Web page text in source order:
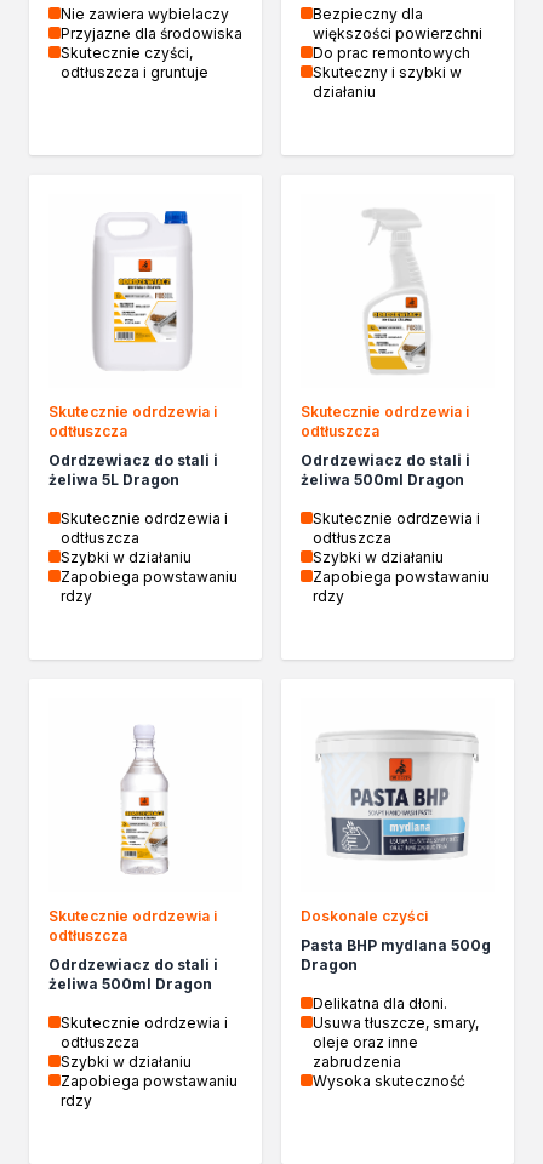
Biopaliwa do biokominków
Akcja Zima
Poznaj Dragona
Aktualności
Praktyki zawodowe
Znajdź rozwiązanie
Ekspert radzi
Mistrz w 5 krokach
Nowości
Nie zawiera wybielaczy
Przyjazne dla środowiska
Skutecznie czyści,
odtłuszcza i gruntuje
Bezpieczny dla
większości powierzchni
Do prac remontowych
Skuteczny i szybki w
działaniu
Skutecznie odrdzewia i
odtłuszcza
Odrdzewiacz do stali i
żeliwa 5L Dragon
Skutecznie odrdzewia i
odtłuszcza
Szybki w działaniu
Zapobiega powstawaniu
rdzy
Skutecznie odrdzewia i
odtłuszcza
Odrdzewiacz do stali i
żeliwa 500ml Dragon
Skutecznie odrdzewia i
odtłuszcza
Szybki w działaniu
Zapobiega powstawaniu
rdzy
Skutecznie odrdzewia i
odtłuszcza
Odrdzewiacz do stali i
żeliwa 500ml Dragon
Skutecznie odrdzewia i
odtłuszcza
Szybki w działaniu
Zapobiega powstawaniu
rdzy
Doskonale czyści
Pasta BHP mydlana 500g
Dragon
Delikatna dla dłoni.
Usuwa tłuszcze, smary,
oleje oraz inne
zabrudzenia
Wysoka skuteczność